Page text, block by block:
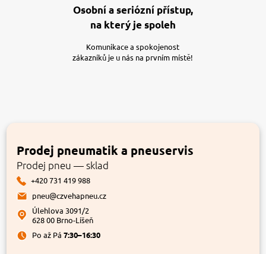
Osobní a seriózní přístup,
na který je spoleh
Komunikace a spokojenost
zákazníků je u nás na prvním místě!
Prodej pneumatik a pneuservis
Prodej pneu — sklad
+420 731 419 988
pneu@czvehapneu.cz
Úlehlova 3091/2
628 00 Brno-Líšeň
Po až Pá7:30–16:30